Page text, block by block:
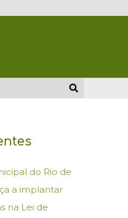
do Rio de
a implantar
na Lei de